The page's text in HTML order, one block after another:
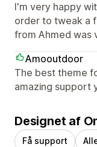
I'm very happy
order to tweak a
from Ahmed was
Amooutdoor
The best theme
amazing support
Designet af
Få support